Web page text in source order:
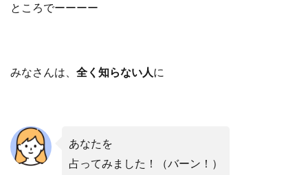
ところでーーーー
みなさんは、 全く知らない人に
あなたを
占ってみました！（バーン！）